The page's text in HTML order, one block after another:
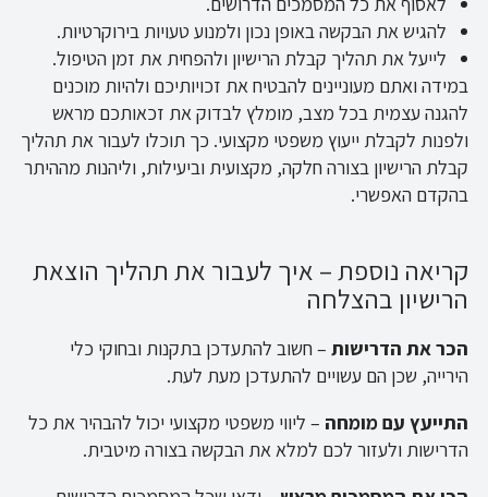
להגיש את הבקשה באופן נכון ולמנוע טעויות בירוקרטיות.
לייעל את תהליך קבלת הרישיון ולהפחית את זמן הטיפול.
במידה ואתם מעוניינים להבטיח את זכויותיכם ולהיות מוכנים
להגנה עצמית בכל מצב, מומלץ לבדוק את זכאותכם מראש
ולפנות לקבלת ייעוץ משפטי מקצועי. כך תוכלו לעבור את תהליך
קבלת הרישיון בצורה חלקה, מקצועית וביעילות, וליהנות מההיתר
בהקדם האפשרי.
קריאה נוספת – איך לעבור את תהליך הוצאת
הרישיון בהצלחה
הכר את הדרישות– חשוב להתעדכן בתקנות ובחוקי כלי
הירייה, שכן הם עשויים להתעדכן מעת לעת.
התייעץ עם מומחה – ליווי משפטי מקצועי יכול להבהיר את כל
הדרישות ולעזור לכם למלא את הבקשה בצורה מיטבית.